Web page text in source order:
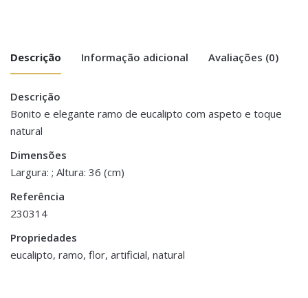
Descrição Informação adicional Avaliações (0)
Descrição
Bonito e elegante ramo de eucalipto com aspeto e toque
natural
Dimensões
Largura: ; Altura: 36 (cm)
Referência
230314
Propriedades
eucalipto, ramo, flor, artificial, natural
Peso 0.100 kg
Dimensões
There are no reviews yet.
Be the first to review “Flor Artificial – Pé
Eucalipto Verde Claro”
You must be <a href="https://www.homeart.pt/minha-
conta/">logged in</a> to post a review.